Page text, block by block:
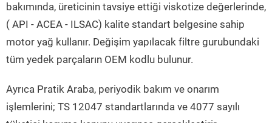
bakımında, üreticinin tavsiye ettiği viskotize değerlerinde,
( API - ACEA - ILSAC) kalite standart belgesine sahip
motor yağ kullanır. Değişim yapılacak filtre gurubundaki
tüm yedek parçaların OEM kodlu bulunur.
Ayrıca Pratik Araba, periyodik bakım ve onarım
işlemlerini; TS 12047 standartlarında ve 4077 sayılı